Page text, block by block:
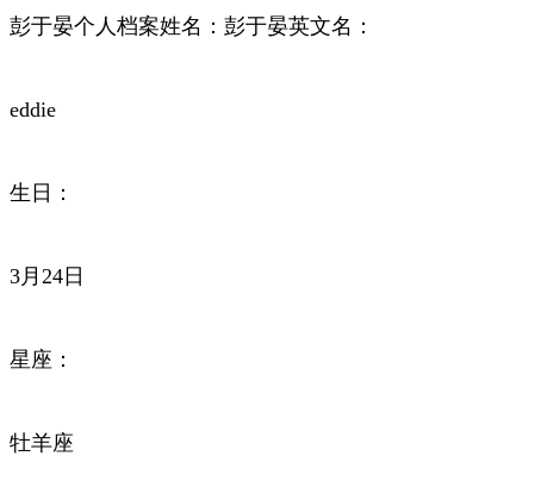
彭于晏个人档案姓名：彭于晏英文名：
eddie
生日：
3月24日
星座：
牡羊座